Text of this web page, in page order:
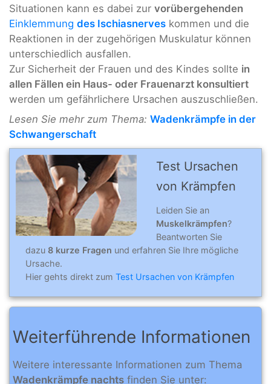
Situationen kann es dabei zur vorübergehenden
Einklemmung des Ischiasnerves kommen und die
Reaktionen in der zugehörigen Muskulatur können
unterschiedlich ausfallen.
Zur Sicherheit der Frauen und des Kindes sollte in
allen Fällen ein Haus- oder Frauenarzt konsultiert
werden um gefährlichere Ursachen auszuschließen.
Lesen Sie mehr zum Thema: Wadenkrämpfe in der
Schwangerschaft
Test Ursachen
von Krämpfen
Leiden Sie an
Muskelkrämpfen?
Beantworten Sie
dazu 8 kurze Fragen und erfahren Sie Ihre mögliche
Ursache.
Hier gehts direkt zum Test Ursachen von Krämpfen
Weiterführende Informationen
Weitere interessante Informationen zum Thema
Wadenkrämpfe nachts finden Sie unter: